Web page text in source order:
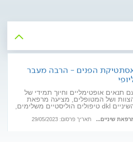
הפנים - הרבה מעבר
תנאים אופטימליים וחיוך תמידי של
ושל המטופלים, מציעה מרפאת
השיניים dkl טיפולים הוליסטיים משלימים,
שיניים... תאריך פרסום: 29/05/2023